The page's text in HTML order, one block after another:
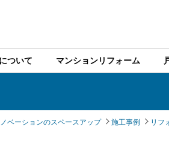
ついて マンションリフォーム
ベーションのスペースアップ 施工事例 リフ